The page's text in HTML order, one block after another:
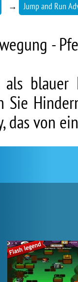
→ Jump and Run
-
als
Sie
das von